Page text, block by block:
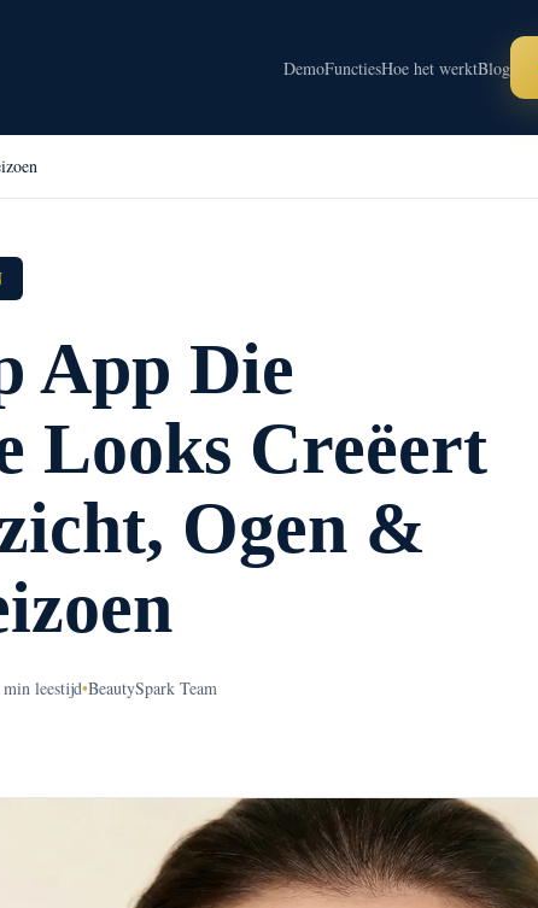
DemoFunctiesHoe het werktBlog
App Die
Looks Creëert
Ogen &
min leestijd•BeautySpark Team